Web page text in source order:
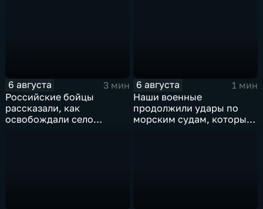
6 августа
3 мин
Российские бойцы
рассказали, как
освобождали село
6 августа
1 мин
Наши военные
продолжили удары по
морским судам, которые